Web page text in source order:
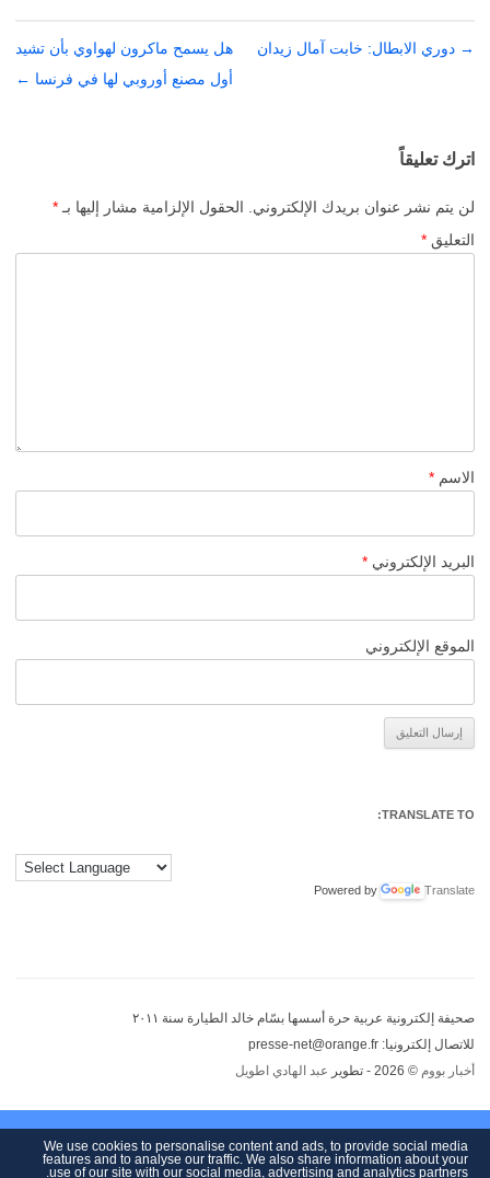
تصفّح
→ دوري الابطال: خابت آمال زيدان
هل يسمح ماكرون لهواوي بأن تشيد
أول مصنع أوروبي لها في فرنسا ←
اترك تعليقاً
لن يتم نشر عنوان بريدك الإلكتروني. الحقول الإلزامية مشار إليها بـ*
التعليق *
الاسم *
البريد الإلكتروني *
الموقع الإلكتروني
TRANSLATE TO:
Powered by Translate
صحيفة إلكترونية عربية حرة أسسها بسّام خالد الطيارة سنة ٢٠١١
للاتصال إلكترونيا: presse-net@orange.fr
أخبار بووم © 2026 - تطوير عبد الهادي اطويل
We use cookies to personalise content and ads, to provide social media
features and to analyse our traffic. We also share information about your
use of our site with our social media, advertising and analytics partners.